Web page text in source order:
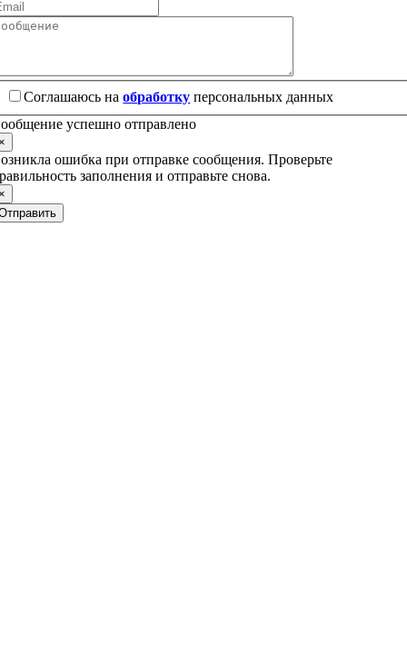
Соглашаюсь наобработку персональных данных
успешно отправлено
ошибка при отправке сообщения. Проверьте
заполнения и отправьте снова.